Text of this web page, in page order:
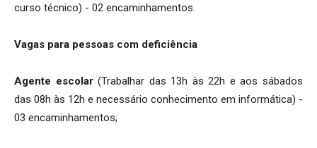
curso técnico) - 02 encaminhamentos.
Vagas para pessoas com deficiência
Agente escolar(Trabalhar das 13h às 22h e aos sábados
das 08h às 12h e necessário conhecimento em informática) -
03 encaminhamentos;